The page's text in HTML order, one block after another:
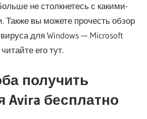
не столкнетесь с какими-
Также вы можете прочесть обзор
для Windows — Microsoft
его тут.
получить
Avira бесплатно